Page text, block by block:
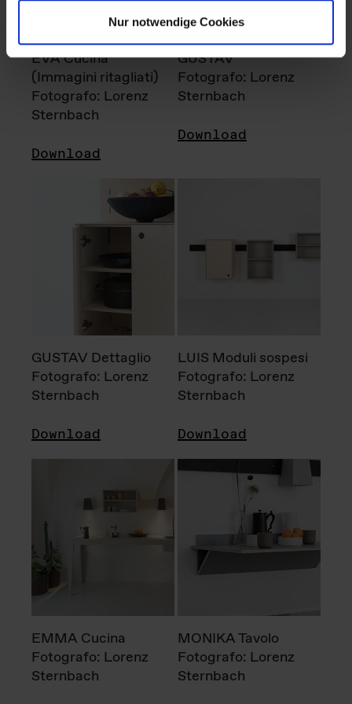
Nur notwendige Cookies
EVA Cucina
(Immagini ritagliati)
Fotografo: Lorenz
Sternbach
Download
GUSTAV
Fotografo: Lorenz
Sternbach
Download
GUSTAV Dettaglio
Fotografo: Lorenz
Sternbach
Download
LUIS Moduli sospesi
Fotografo: Lorenz
Sternbach
Download
EMMA Cucina
Fotografo: Lorenz
Sternbach
MONIKA Tavolo
Fotografo: Lorenz
Sternbach